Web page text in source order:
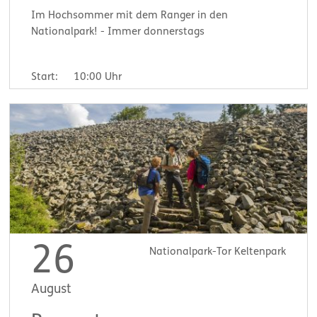
Im Hochsommer mit dem Ranger in den
Nationalpark! - Immer donnerstags
Start: 10:00 Uhr
26
August
Nationalpark-Tor Keltenpark